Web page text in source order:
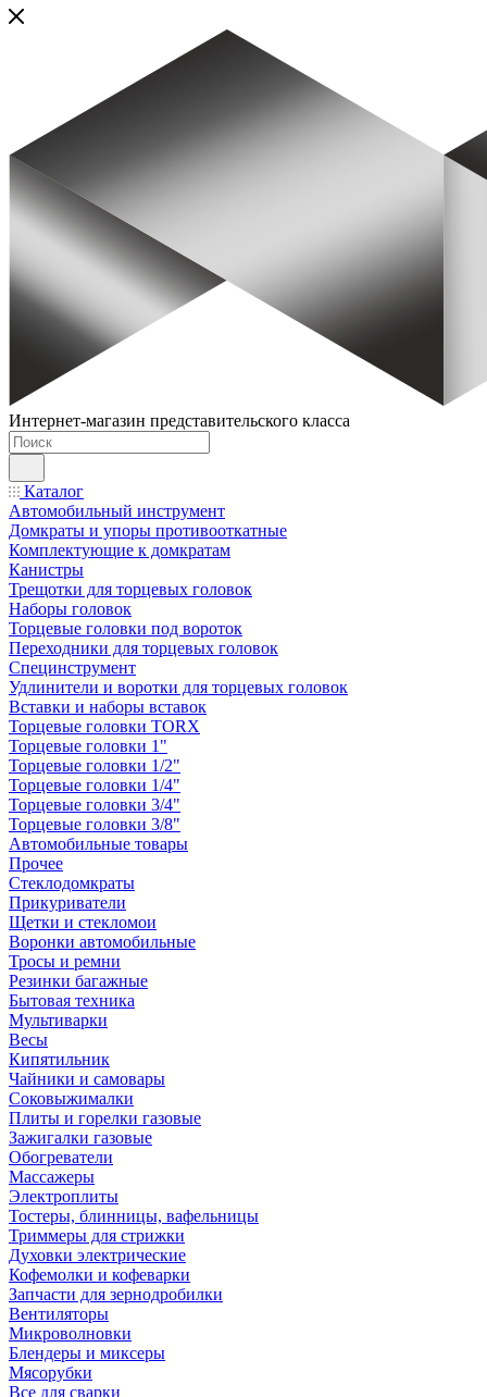
Интернет-магазин представительского класса
Каталог
Автомобильный инструмент
Домкраты и упоры противооткатные
Комплектующие к домкратам
Канистры
Трещотки для торцевых головок
Наборы головок
Торцевые головки под вороток
Переходники для торцевых головок
Специнструмент
Удлинители и воротки для торцевых головок
Вставки и наборы вставок
Торцевые головки TORX
Торцевые головки 1"
Торцевые головки 1/2"
Торцевые головки 1/4"
Торцевые головки 3/4"
Торцевые головки 3/8"
Автомобильные товары
Прочее
Стеклодомкраты
Прикуриватели
Щетки и стекломои
Воронки автомобильные
Тросы и ремни
Резинки багажные
Бытовая техника
Мультиварки
Весы
Кипятильник
Чайники и самовары
Соковыжималки
Плиты и горелки газовые
Зажигалки газовые
Обогреватели
Массажеры
Электроплиты
Тостеры, блинницы, вафельницы
Триммеры для стрижки
Духовки электрические
Кофемолки и кофеварки
Запчасти для зернодробилки
Вентиляторы
Микроволновки
Блендеры и миксеры
Мясорубки
Все для сварки